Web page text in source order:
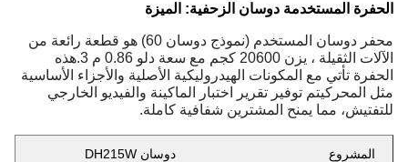
الحفرة المستخدمة دوسان الزحفية: الميزة
محفر دوسان المستخدم (نموذج دوسان 60) هو قطعة رائعة من
الآلات الثقيلة ، يزن 20600 كجم مع سعة دلو 0.86 م 3.هذه
الحفرة تأتي مع المكونات الهيدروليكية الأصلية والأجزاء الأساسية
مثل المحركيتم توفير تقرير اختبار الماكينة والفيديو الخارجي
للتفتيش، مما يمنح المشترين شفافية كاملة.
المشروع دوسان DH215W